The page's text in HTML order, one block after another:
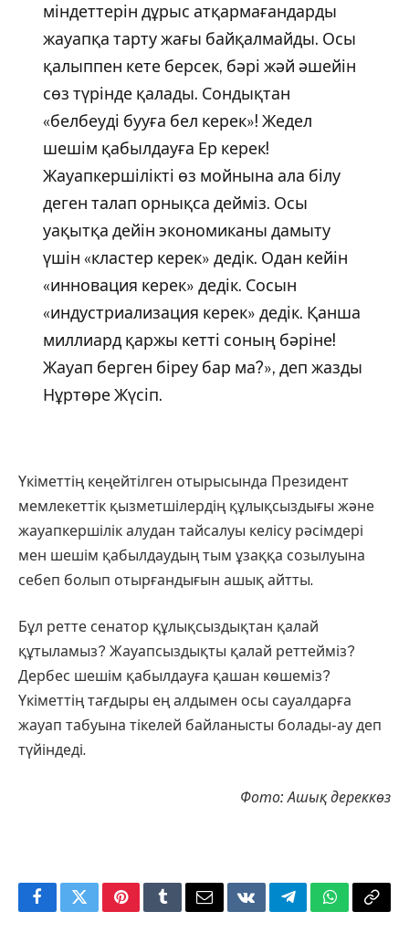
міндеттерін дұрыс атқармағандарды
жауапқа тарту жағы байқалмайды. Осы
қалыппен кете берсек, бәрі жәй әшейін
сөз түрінде қалады. Сондықтан
«белбеуді бууға бел керек»! Жедел
шешім қабылдауға Ер керек!
Жауапкершілікті өз мойнына ала білу
деген талап орнықса дейміз. Осы
уақытқа дейін экономиканы дамыту
үшін «кластер керек» дедік. Одан кейін
«инновация керек» дедік. Сосын
«индустриализация керек» дедік. Қанша
миллиард қаржы кетті соның бәріне!
Жауап берген біреу бар ма?», деп жазды
Нұртөре Жүсіп.
Үкіметтің кеңейтілген отырысында Президент
мемлекеттік қызметшілердің құлықсыздығы және
жауапкершілік алудан тайсалуы келісу рәсімдері
мен шешім қабылдаудың тым ұзаққа созылуына
себеп болып отырғандығын ашық айтты.
Бұл ретте сенатор құлықсыздықтан қалай
құтыламыз? Жауапсыздықты қалай реттейміз?
Дербес шешім қабылдауға қашан көшеміз?
Үкіметтің тағдыры ең алдымен осы сауалдарға
жауап табуына тікелей байланысты болады-ау деп
түйіндеді.
Фото: Ашық дереккөз
FacebookTwitterPinterestTumblrEmailVKontakteTelegramWhatsApp
Copy